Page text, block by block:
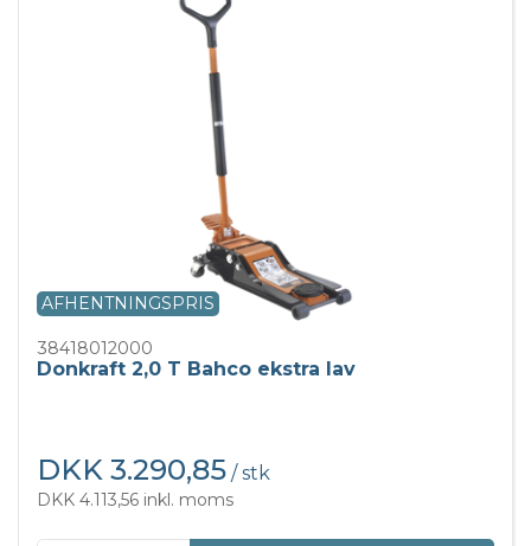
AFHENTNINGSPRIS
38418012000
Donkraft 2,0 T Bahco ekstra lav
DKK 3.290,85 / stk
DKK 4.113,56 inkl. moms